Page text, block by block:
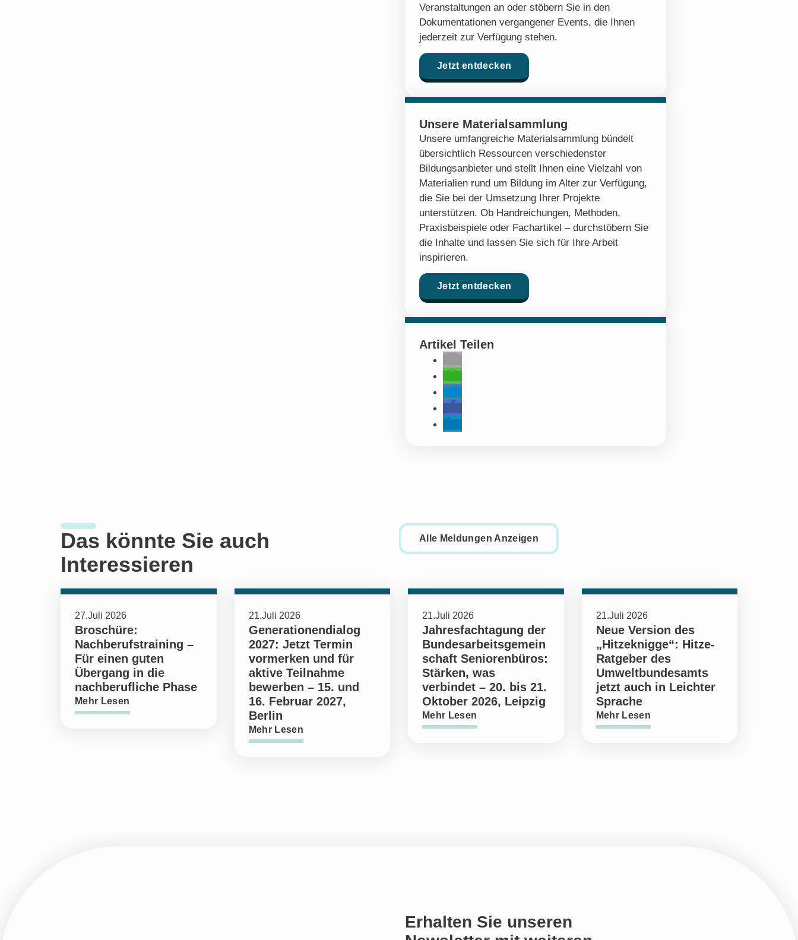
Veranstaltungen an oder stöbern Sie in den
Dokumentationen vergangener Events, die Ihnen
jederzeit zur Verfügung stehen.
Jetzt entdecken
Unsere Materialsammlung
Unsere umfangreiche Materialsammlung bündelt
übersichtlich Ressourcen verschiedenster
Bildungsanbieter und stellt Ihnen eine Vielzahl von
Materialien rund um Bildung im Alter zur Verfügung,
die Sie bei der Umsetzung Ihrer Projekte
unterstützen. Ob Handreichungen, Methoden,
Praxisbeispiele oder Fachartikel – durchstöbern Sie
die Inhalte und lassen Sie sich für Ihre Arbeit
inspirieren.
Jetzt entdecken
Artikel Teilen
Das könnte Sie auch
Interessieren
Alle Meldungen Anzeigen
27.Juli 2026
Broschüre:
Nachberufstraining –
Für einen guten
Übergang in die
nachberufliche Phase
Mehr Lesen
21.Juli 2026
Generationendialog
2027: Jetzt Termin
vormerken und für
aktive Teilnahme
bewerben – 15. und
16. Februar 2027,
Berlin
Mehr Lesen
21.Juli 2026
Jahresfachtagung der
Bundesarbeitsgemein
schaft Seniorenbüros:
Stärken, was
verbindet – 20. bis 21.
Oktober 2026, Leipzig
Mehr Lesen
21.Juli 2026
Neue Version des
„Hitzeknigge“: Hitze-
Ratgeber des
Umweltbundesamts
jetzt auch in Leichter
Sprache
Mehr Lesen
Erhalten Sie unseren